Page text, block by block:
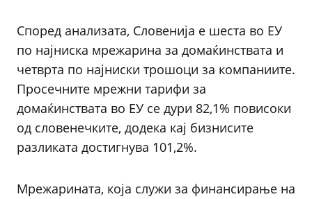
Според анализата, Словенија е шеста во ЕУ
по најниска мрежарина за домаќинствата и
четврта по најниски трошоци за компаниите.
Просечните мрежни тарифи за
домаќинствата во ЕУ се дури 82,1% повисоки
од словенечките, додека кај бизнисите
разликата достигнува 101,2%.
Мрежарината, која служи за финансирање на